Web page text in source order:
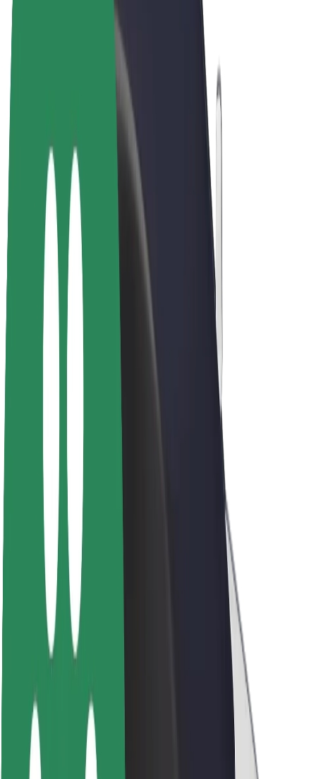
Bolt Plus
Colabora con Bolt
Conductores
Ingresos de conductor/a
Repartidores
Ingresos de repartidor
Comercios de Bolt Food
Flotas
Trabaja con nosotros
Sostenibilidad en Bolt
Project Zero
Blog
Sala de prensa
Directrices de la marca
Misión
Relación con inversores
Liderazgo
Fondo Urbano
Seguridad para usuarios